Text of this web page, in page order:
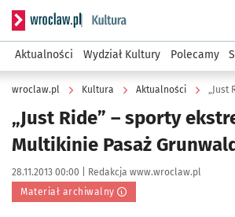
Serwis informacyjny wroclaw.pl
Aktualności Wydział Kultury Polecamy
wroclaw.pl Kultura Aktualności „Just
„Just Ride” – sporty
Multikinie Pasaż
Data publikacji:
28.11.2013 00:00 | Autor:
Redakcja www.wroclaw.pl
Materiał archiwalny